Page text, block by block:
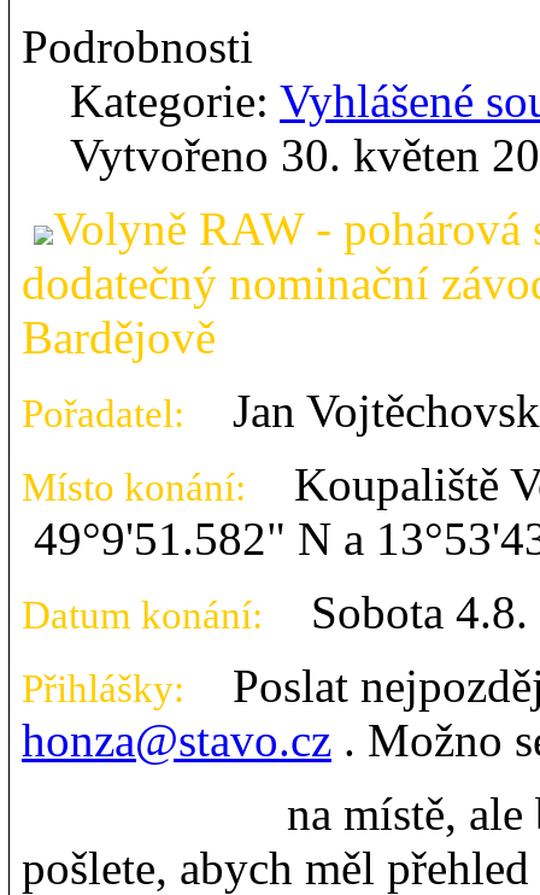
Podrobnosti
Kategorie: Vyhlášené
Vytvořeno 30. květen
Volyně RAW - pohárová
dodatečný nominační
Bardějově
Pořadatel: Jan
Místo konání:
Koupaliště
49°9'51.582" N a
Datum konání: Sobota 4.8.
Přihlášky:
Poslat
honza@stavo.cz . Možno
na místě, ale budu
pošlete, abych měl